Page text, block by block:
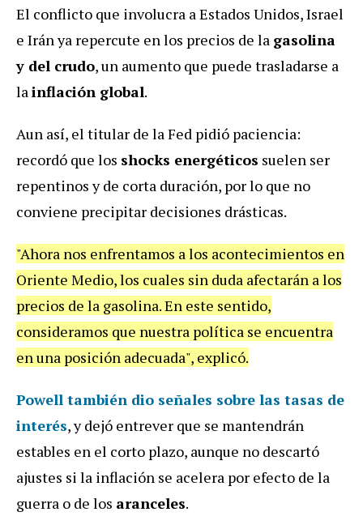
El conflicto que involucra a Estados Unidos, Israel
e Irán ya repercute en los precios de la gasolina
y del crudo, un aumento que puede trasladarse a
lainflación global.
Aun así, el titular de la Fed pidió paciencia:
recordó que los shocks energéticos suelen ser
repentinos y de corta duración, por lo que no
conviene precipitar decisiones drásticas.
"Ahora nos enfrentamos a los acontecimientos en
Oriente Medio, los cuales sin duda afectarán a los
precios de la gasolina. En este sentido,
consideramos que nuestra política se encuentra
en una posición adecuada", explicó.
Powell también dio señales sobre las tasas de
interés, y dejó entrever que se mantendrán
estables en el corto plazo, aunque no descartó
ajustes si la inflación se acelera por efecto de la
guerra o de los aranceles.